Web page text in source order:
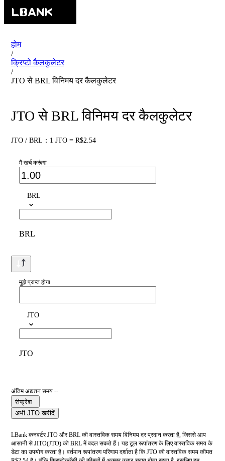
होम
/
क्रिप्टो कैलकुलेटर
/
JTO से BRL विनिमय दर कैलकुलेटर
JTO से BRL विनिमय दर कैलकुलेटर
JTO / BRL：1 JTO = R$2.54
मैं खर्च करूंगा
BRL
BRL
मुझे प्राप्त होगा
JTO
JTO
अंतिम अद्यतन समय --
रीफ्रेश
अभी JTO खरीदें
LBank कनवर्टर JTO और BRL की वास्तविक समय विनिमय दर प्रदान करता है, जिससे आप
आसानी से JITO(JTO) को BRL में बदल सकते हैं। यह टूल रूपांतरण के लिए वास्तविक समय के
डेटा का उपयोग करता है। वर्तमान रूपांतरण परिणाम दर्शाता है कि JTO की वास्तविक समय कीमत